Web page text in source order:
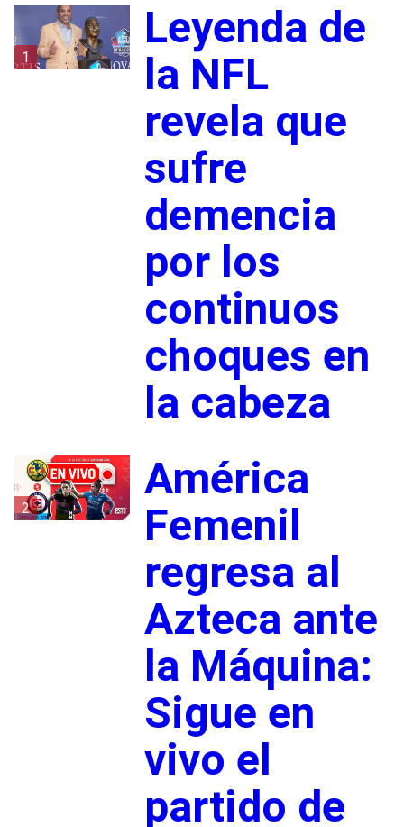
1
Leyenda de
la NFL
revela que
sufre
demencia
por los
continuos
choques en
la cabeza
2
América
Femenil
regresa al
Azteca ante
la Máquina:
Sigue en
vivo el
partido de